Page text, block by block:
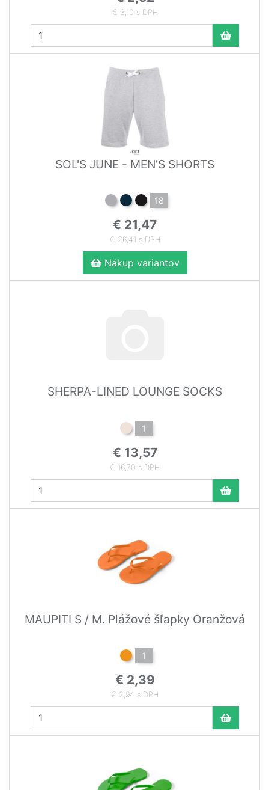
€ 3,10 s DPH
SOL'S JUNE - MEN’S SHORTS
18
€ 21,47
€ 26,41 s DPH
Nákup variantov
SHERPA-LINED LOUNGE SOCKS
1
€ 13,57
€ 16,70 s DPH
MAUPITI S / M. Plážové šľapky Oranžová
1
€ 2,39
€ 2,94 s DPH